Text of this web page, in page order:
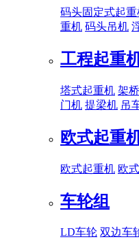
码头固定式起重
重机 码头吊机
工程起重
塔式起重机 架
门机 提梁机 吊
欧式起重
欧式起重机 欧
车轮组
LD车轮 双边车